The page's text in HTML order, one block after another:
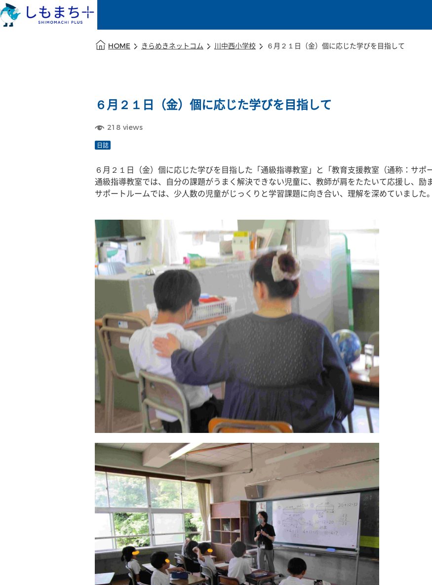
HOME きらめきネットコム 川中西小学校 ６月２１日（金）個に応じた学びを目指して
６月２１日（金）個に応じた学びを目指して
218 views
日誌
６月２１日（金）個に応じた学びを目指した「通級指導教室」と「教育支援教室（通称：サポ
通級指導教室では、自分の課題がうまく解決できない児童に、教師が肩をたたいて応援し、励
サポートルームでは、少人数の児童がじっくりと学習課題に向き合い、理解を深めていました。